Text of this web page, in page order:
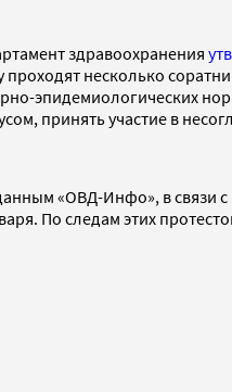
здравоохранения
несколько
эпидемиологических норм
принять участие в
«ОВД-Инфо», в связи
По следам этих